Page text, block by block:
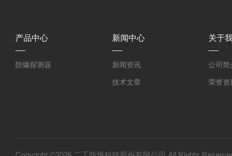
产品中心
防爆探测器
新闻中心
新闻资讯
技术文章
关于
公司简
荣誉资